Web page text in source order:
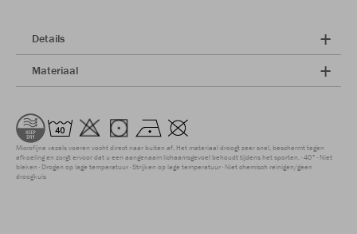
Details
Materiaal
Microfijne vezels voeren vocht direct naar buiten af. Het materiaal droogt zeer snel, beschermt tegen
afkoeling en zorgt ervoor dat u een aangenaam lichaamsgevoel behoudt tijdens het sporten. 40° Niet
bleken Drogen op lage temperatuur Strijken op lage temperatuur Niet chemisch reinigen/geen
droogkuis